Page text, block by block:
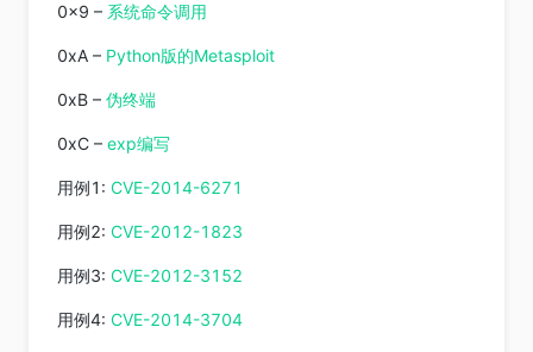
0x9 – 系统命令调用
0xA – Python版的Metasploit
0xB – 伪终端
0xC – exp编写
用例1: CVE-2014-6271
用例2: CVE-2012-1823
用例3: CVE-2012-3152
用例4: CVE-2014-3704